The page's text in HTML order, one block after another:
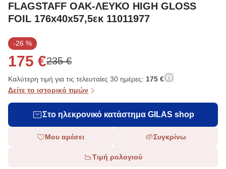
FLAGSTAFF OAK-ΛΕΥΚΟ HIGH GLOSS
FOIL 176x40x57,5εκ 11011977
-26 %
175 €235 €
Καλύτερη τιμή για τις τελευταίες 30 ημέρες: 175 €
Δείτε το ιστορικό τιμών
Στο ηλεκρονικό κατάστημα GILAS shop
Μου αρέσει Συγκρίνω
Τιμή ρολογιού